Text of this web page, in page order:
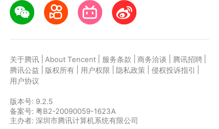
关于腾讯 About Tencent 服务条款 商务洽谈 腾讯招聘
腾讯公益
版权所有 用户权限 隐私政策 侵权投诉指引
用户协议
版本号: 9.2.5
备案号: 粤B2-20090059-1623A
主办者: 深圳市腾讯计算机系统有限公司